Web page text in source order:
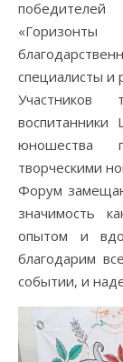
победителей
специалисты и
воспитанники
юношества
творческими
Форум
значимость
опытом и
благодарим
событии, и